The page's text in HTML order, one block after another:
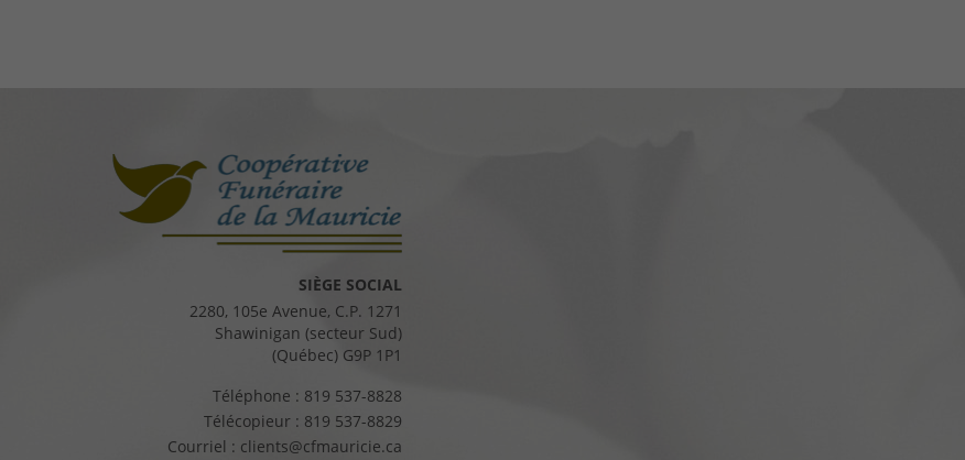
SIÈGE SOCIAL
2280, 105e Avenue, C.P. 1271
Shawinigan (secteur Sud)
(Québec) G9P 1P1
Téléphone : 819 537-8828
Télécopieur : 819 537-8829
Courriel : clients@cfmauricie.ca